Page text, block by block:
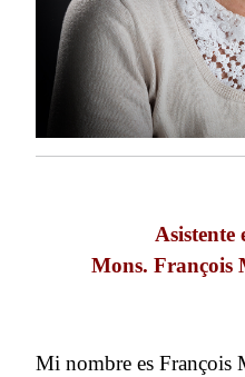
Asistente
Mons. François
Mi nombre es François